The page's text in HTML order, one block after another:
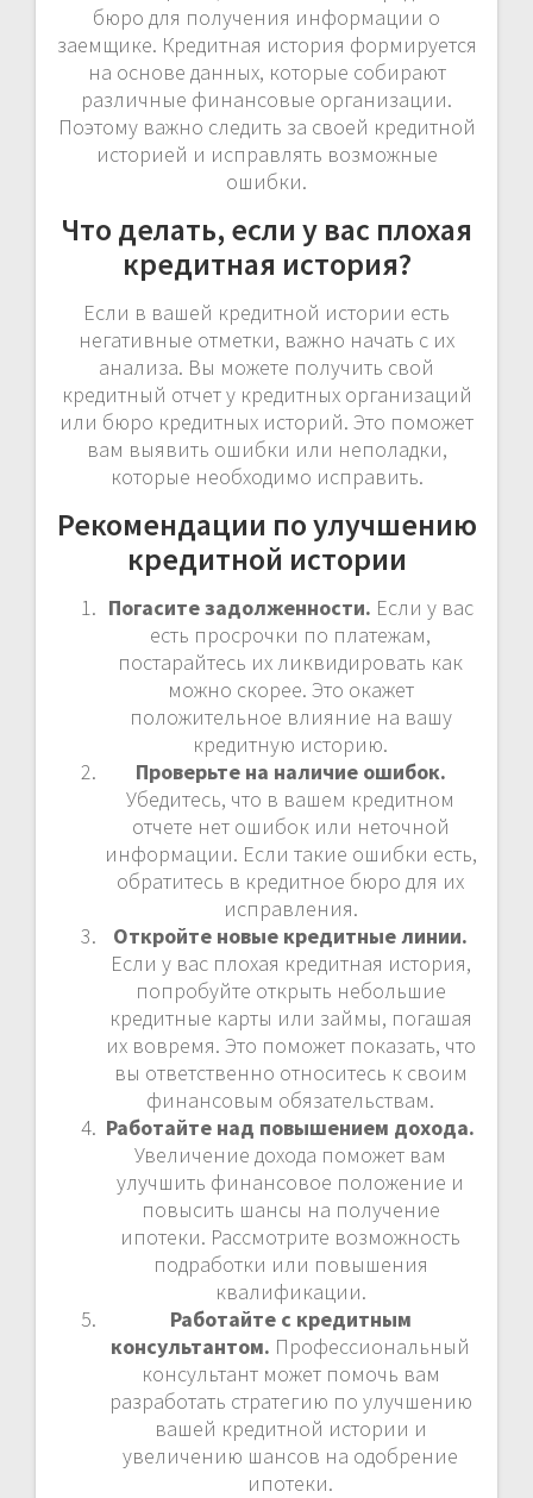
бюро для получения информации о
заемщике. Кредитная история формируется
на основе данных, которые собирают
различные финансовые организации.
Поэтому важно следить за своей кредитной
историей и исправлять возможные
ошибки.
Что делать, если у вас плохая
кредитная история?
Если в вашей кредитной истории есть
негативные отметки, важно начать с их
анализа. Вы можете получить свой
кредитный отчет у кредитных организаций
или бюро кредитных историй. Это поможет
вам выявить ошибки или неполадки,
которые необходимо исправить.
Рекомендации по улучшению
кредитной истории
Погасите задолженности. Если у вас
есть просрочки по платежам,
постарайтесь их ликвидировать как
можно скорее. Это окажет
положительное влияние на вашу
кредитную историю.
Проверьте на наличие ошибок.
Убедитесь, что в вашем кредитном
отчете нет ошибок или неточной
информации. Если такие ошибки есть,
обратитесь в кредитное бюро для их
исправления.
Откройте новые кредитные линии.
Если у вас плохая кредитная история,
попробуйте открыть небольшие
кредитные карты или займы, погашая
их вовремя. Это поможет показать, что
вы ответственно относитесь к своим
финансовым обязательствам.
Работайте над повышением дохода.
Увеличение дохода поможет вам
улучшить финансовое положение и
повысить шансы на получение
ипотеки. Рассмотрите возможность
подработки или повышения
квалификации.
Работайте с кредитным
консультантом. Профессиональный
консультант может помочь вам
разработать стратегию по улучшению
вашей кредитной истории и
увеличению шансов на одобрение
ипотеки.